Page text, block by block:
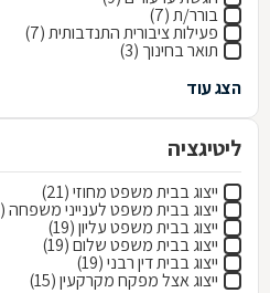
בורר/ת (7)
פעילות ציבורית התנדבותית (7)
תואר בחינוך (3)
הצג עוד
ליטיגציה
ייצוג בבית משפט מחוזי (21)
ייצוג בבית משפט לענייני משפחה (20)
ייצוג בבית משפט עליון (19)
ייצוג בבית משפט שלום (19)
ייצוג בבית דין רבני (19)
ייצוג אצל מפקח מקרקעין (15)